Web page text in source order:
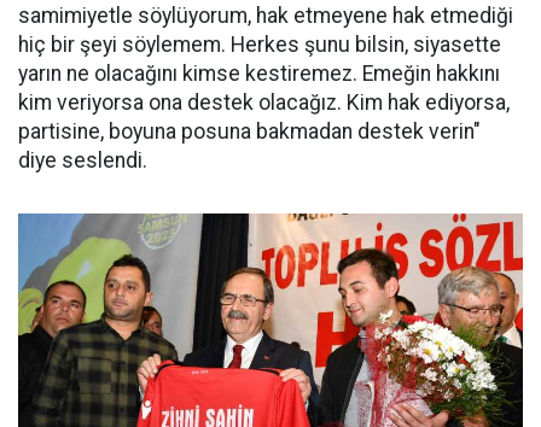
samimiyetle söylüyorum, hak etmeyene hak etmediği
hiç bir şeyi söylemem. Herkes şunu bilsin, siyasette
yarın ne olacağını kimse kestiremez. Emeğin hakkını
kim veriyorsa ona destek olacağız. Kim hak ediyorsa,
partisine, boyuna posuna bakmadan destek verin"
diye seslendi.